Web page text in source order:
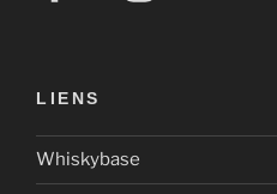
LIENS
Whiskybase